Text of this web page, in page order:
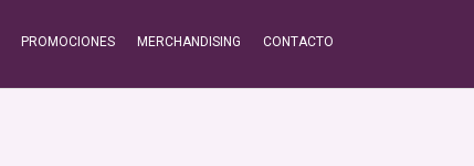
PROMOCIONES MERCHANDISING CONTACTO